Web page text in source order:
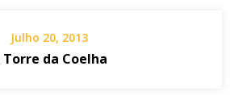
Julho 20, 2013
Torre da Coelha